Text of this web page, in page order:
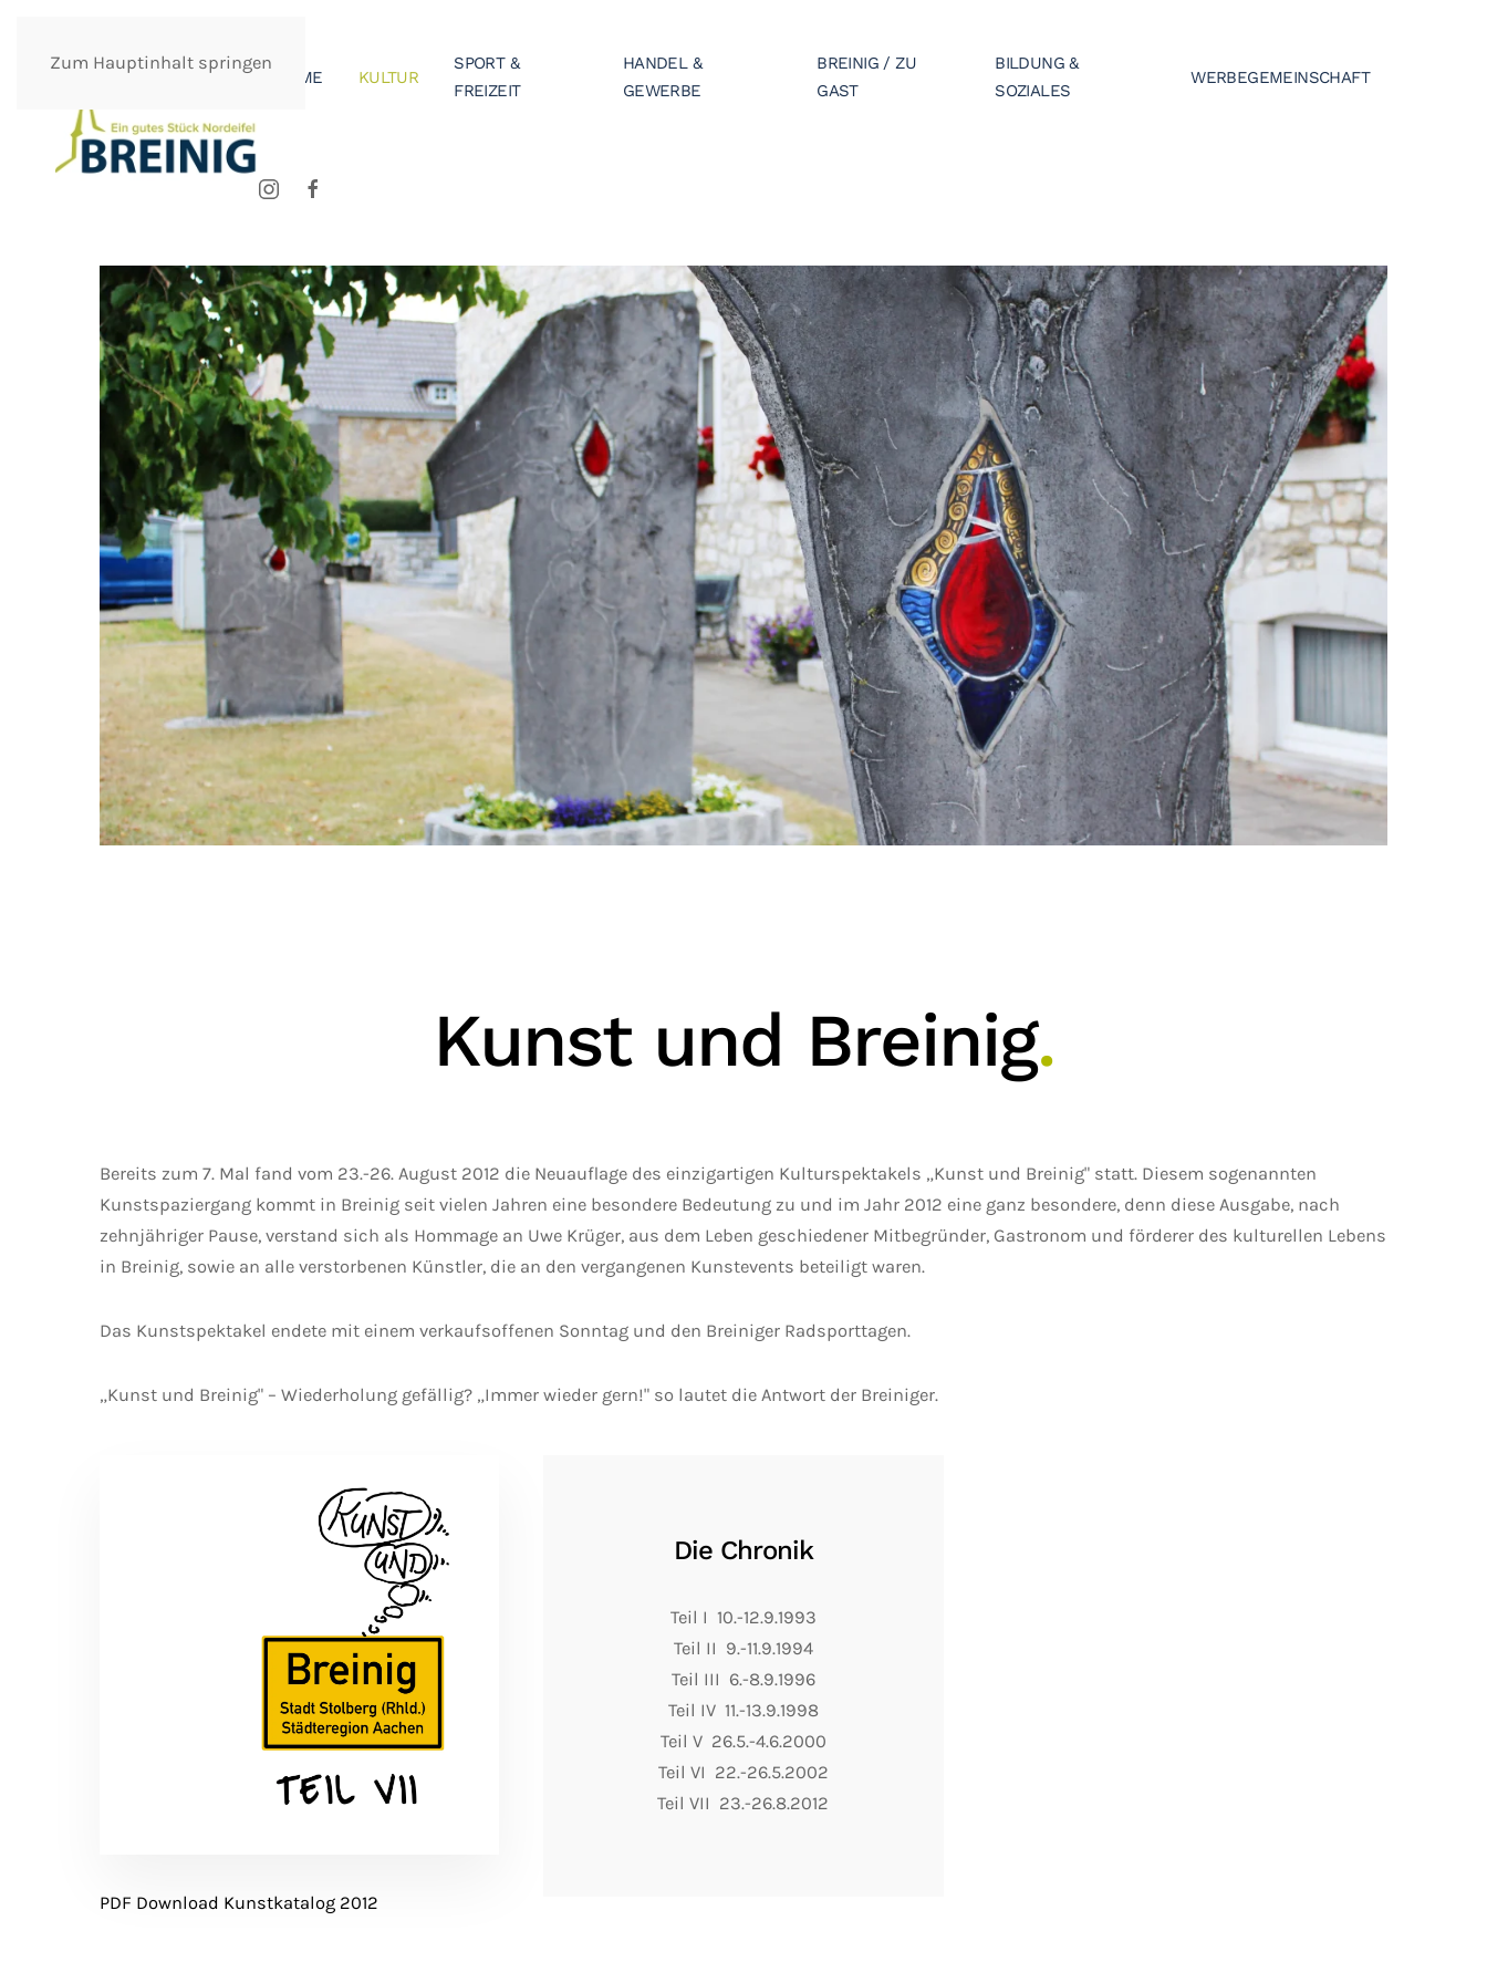
Zum Hauptinhalt springen
HOME KULTUR
SPORT &
FREIZEIT
HANDEL &
GEWERBE
BREINIG / ZU
GAST
BILDUNG &
SOZIALES
WERBEGEMEINSCHAFT
Kunst und Breinig.
Bereits zum 7. Mal fand vom 23.-26. August 2012 die Neuauflage des einzigartigen Kulturspektakels „Kunst und Breinig" statt. Diesem sogenannten
Kunstspaziergang kommt in Breinig seit vielen Jahren eine besondere Bedeutung zu und im Jahr 2012 eine ganz besondere, denn diese Ausgabe, nach
zehnjähriger Pause, verstand sich als Hommage an Uwe Krüger, aus dem Leben geschiedener Mitbegründer, Gastronom und förderer des kulturellen Lebens
in Breinig, sowie an alle verstorbenen Künstler, die an den vergangenen Kunstevents beteiligt waren.
Das Kunstspektakel endete mit einem verkaufsoffenen Sonntag und den Breiniger Radsporttagen.
„Kunst und Breinig" – Wiederholung gefällig? „Immer wieder gern!" so lautet die Antwort der Breiniger.
PDF Download Kunstkatalog 2012
Die Chronik
Teil I 10.-12.9.1993
Teil II 9.-11.9.1994
Teil III 6.-8.9.1996
Teil IV 11.-13.9.1998
Teil V 26.5.-4.6.2000
Teil VI 22.-26.5.2002
Teil VII 23.-26.8.2012